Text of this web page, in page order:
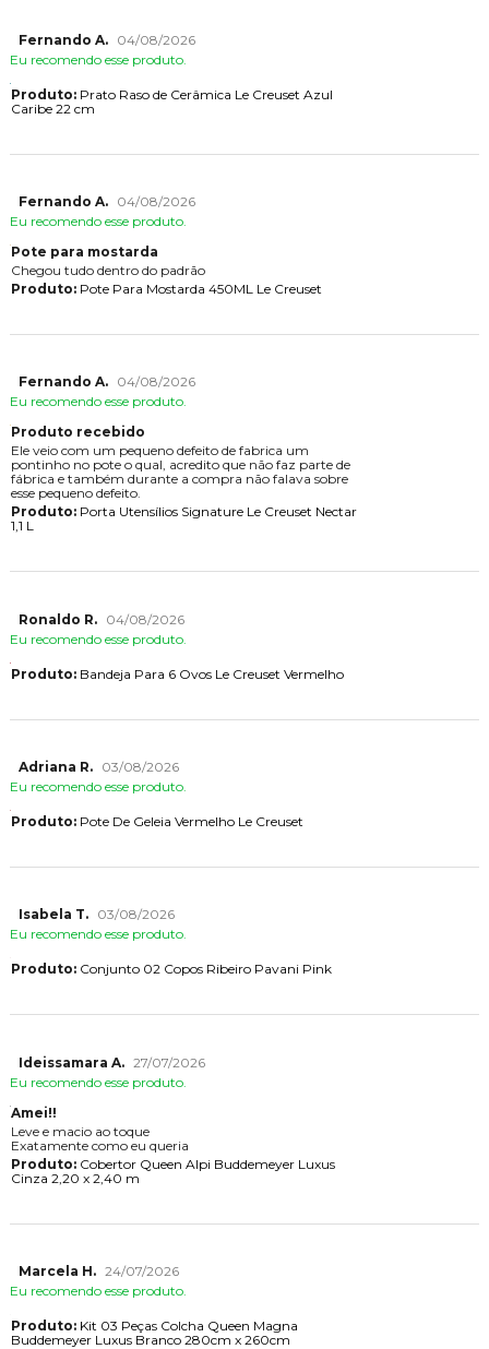
Fernando A.
04/08/2026
Eu recomendo esse produto.
Produto:Prato Raso de Cerâmica Le Creuset Azul
Caribe 22 cm
Fernando A.
04/08/2026
Eu recomendo esse produto.
Pote para mostarda
Chegou tudo dentro do padrão
Produto:Pote Para Mostarda 450ML Le Creuset
Fernando A.
04/08/2026
Eu recomendo esse produto.
Produto recebido
Ele veio com um pequeno defeito de fabrica um
pontinho no pote o qual, acredito que não faz parte de
fábrica e também durante a compra não falava sobre
esse pequeno defeito.
Produto:Porta Utensílios Signature Le Creuset Nectar
1,1 L
Ronaldo R.
04/08/2026
Eu recomendo esse produto.
Produto:Bandeja Para 6 Ovos Le Creuset Vermelho
Adriana R.
03/08/2026
Eu recomendo esse produto.
Produto:Pote De Geleia Vermelho Le Creuset
Isabela T.
03/08/2026
Eu recomendo esse produto.
Produto:Conjunto 02 Copos Ribeiro Pavani Pink
Ideissamara A. 27/07/2026
Eu recomendo esse produto.
Amei!!
Leve e macio ao toque
Exatamente como eu queria
Produto:Cobertor Queen Alpi Buddemeyer Luxus
Cinza 2,20 x 2,40 m
Marcela H. 24/07/2026
Eu recomendo esse produto.
Produto:Kit 03 Peças Colcha Queen Magna
Buddemeyer Luxus Branco 280cm x 260cm